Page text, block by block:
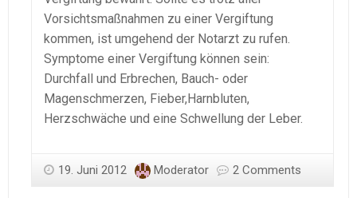
Vorsichtsmaßnahmen zu einer Vergiftung
kommen, ist umgehend der Notarzt zu rufen.
Symptome einer Vergiftung können sein:
Durchfall und Erbrechen, Bauch- oder
Magenschmerzen, Fieber,Harnbluten,
Herzschwäche und eine Schwellung der Leber.
19. Juni 2012 Moderator 2 Comments